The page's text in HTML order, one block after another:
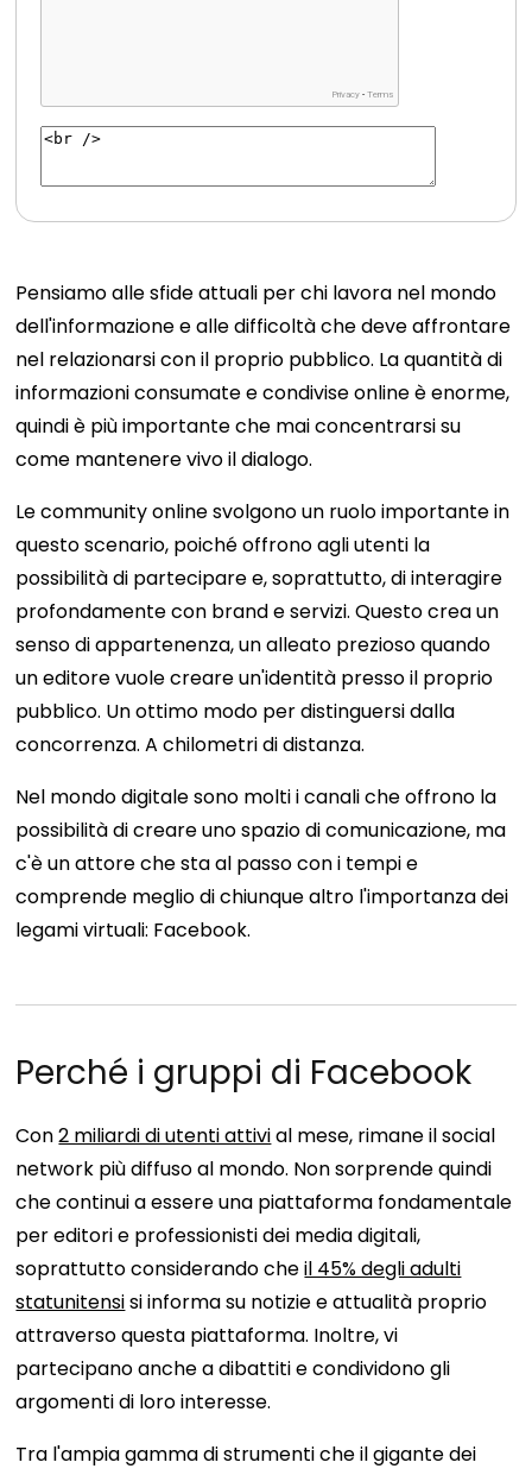
Pensiamo alle sfide attuali per chi lavora nel mondo
dell'informazione e alle difficoltà che deve affrontare
nel relazionarsi con il proprio pubblico. La quantità di
informazioni consumate e condivise online è enorme,
quindi è più importante che mai concentrarsi su
come mantenere vivo il dialogo.
Le community online svolgono un ruolo importante in
questo scenario, poiché offrono agli utenti la
possibilità di partecipare e, soprattutto, di interagire
profondamente con brand e servizi. Questo crea un
senso di appartenenza, un alleato prezioso quando
un editore vuole creare un'identità presso il proprio
pubblico. Un ottimo modo per distinguersi dalla
concorrenza. A chilometri di distanza.
Nel mondo digitale sono molti i canali che offrono la
possibilità di creare uno spazio di comunicazione, ma
c'è un attore che sta al passo con i tempi e
comprende meglio di chiunque altro l'importanza dei
legami virtuali: Facebook.
Perché i gruppi di Facebook
Con2 miliardi di utenti attivial mese, rimane il social
network più diffuso al mondo. Non sorprende quindi
che continui a essere una piattaforma fondamentale
per editori e professionisti dei media digitali,
soprattutto considerando cheil 45% degli adulti
statunitensisi informa su notizie e attualità proprio
attraverso questa piattaforma. Inoltre, vi
partecipano anche a dibattiti e condividono gli
argomenti di loro interesse.
Tra l'ampia gamma di strumenti che il gigante dei